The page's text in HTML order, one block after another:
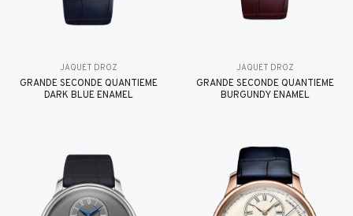
JAQUET DROZ
GRANDE SECONDE QUANTIÈME
DARK BLUE ENAMEL
JAQUET DROZ
GRANDE SECONDE QUANTIÈME
BURGUNDY ENAMEL